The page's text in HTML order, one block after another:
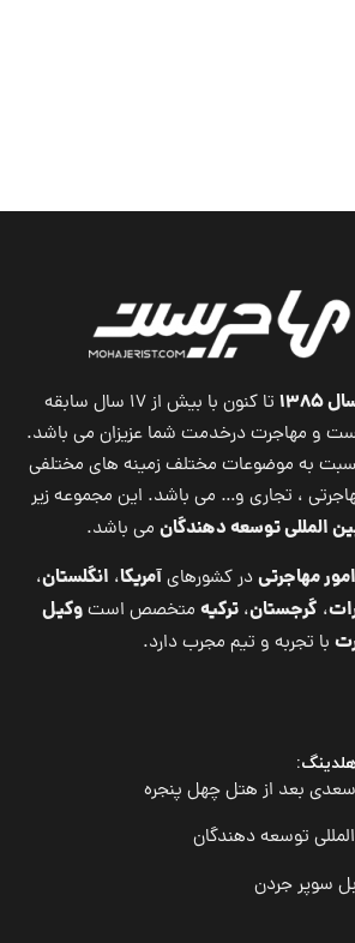
تا کنون با بیش از ۱۷ سال سابقه
و مهاجرت درخدمت شما عزیزان می باشد.
به موضوعات مختلف زمینه های مختلفی
، تجاری و… می باشد. این مجموعه زیر
المللی توسعه دهندگان می باشد.
امور مهاجرتیدر کشورهایآمریکا، انگلستان،
، گرجستان، ترکیه متخصص استوکیل
با تجربه و تیم مجرب دارد.
توسعه دهندگان